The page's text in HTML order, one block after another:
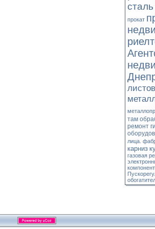
сталь
прокат
там
ремонт
лица.
карниз
газовая